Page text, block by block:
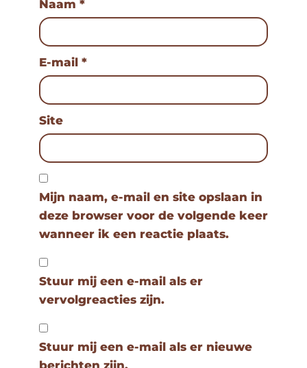
Naam *
E-mail *
Site
Mijn naam, e-mail en site opslaan in
deze browser voor de volgende keer
wanneer ik een reactie plaats.
Stuur mij een e-mail als er
vervolgreacties zijn.
Stuur mij een e-mail als er nieuwe
berichten zijn.